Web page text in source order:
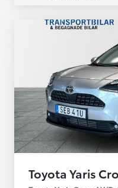
Toyota Yaris